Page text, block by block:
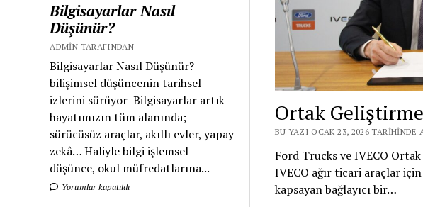
Bilgisayarlar Nasıl
Düşünür?
ADMIN TARAFINDAN
Bilgisayarlar Nasıl Düşünür?
bilişimsel düşüncenin tarihsel
izlerini sürüyor Bilgisayarlar artık
hayatımızın tüm alanında;
sürücüsüz araçlar, akıllı evler, yapay
zekâ… Haliyle bilgi işlemsel
düşünce, okul müfredatlarına...
Yorumlar kapatıldı
Ortak
BU YAZI OCAK 23, 2026
Ford Trucks ve IVECO
IVECO ağır ticari araçlar
kapsayan bağlayıcı bir…